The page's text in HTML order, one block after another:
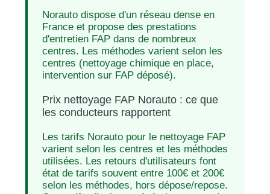
Norauto dispose d'un réseau dense en
France et propose des prestations
d'entretien FAP dans de nombreux
centres. Les méthodes varient selon les
centres (nettoyage chimique en place,
intervention sur FAP déposé).
Prix nettoyage FAP Norauto : ce que
les conducteurs rapportent
Les tarifs Norauto pour le nettoyage FAP
varient selon les centres et les méthodes
utilisées. Les retours d'utilisateurs font
état de tarifs souvent entre 100€ et 200€
selon les méthodes, hors dépose/repose.